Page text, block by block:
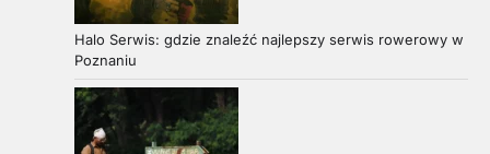
Halo Serwis: gdzie znaleźć najlepszy serwis rowerowy w
Poznaniu